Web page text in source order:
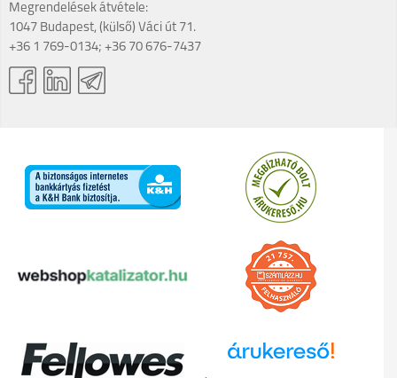
Megrendelések átvétele:
1047 Budapest, (külső) Váci út 71.
+36 1 769-0134; +36 70 676-7437